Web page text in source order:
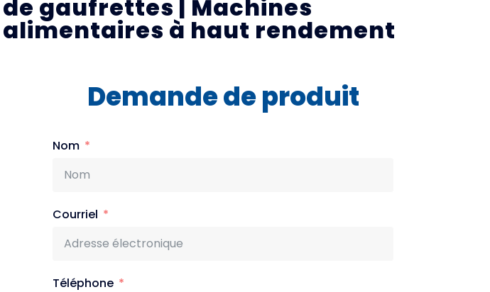
de gaufrettes | Machines
alimentaires à haut rendement
Demande de produit
Nom
Courriel
Téléphone